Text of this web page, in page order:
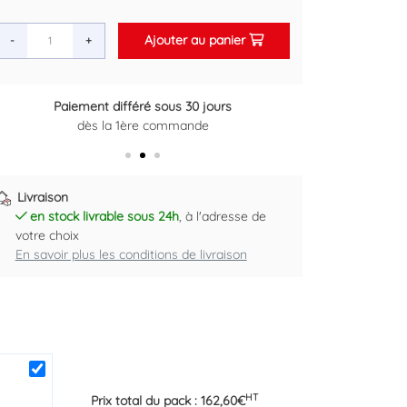
- + Ajouter au panier
Paiement différé sous 30 jours
dès la 1ère commande
Livraison
en stock livrable sous 24h, à l'adresse de
votre choix
En savoir plus les conditions de livraison
Prix total du pack : 162,60€HT